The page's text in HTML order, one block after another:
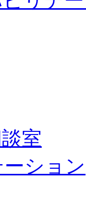
室
ション